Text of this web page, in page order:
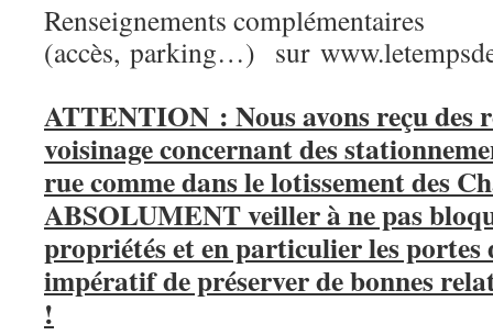
Renseignements complémentaires
(accès, parking…) sur
ATTENTION : Nous avons reçu des
voisinage concernant des
rue comme dans le lotissement des
ABSOLUMENT veiller à ne pas
propriétés et en particulier les portes
impératif de préserver de bonnes
!